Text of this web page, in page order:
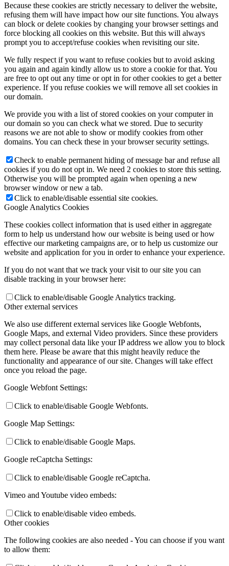
Because these cookies are strictly necessary to deliver the website,
refusing them will have impact how our site functions. You always
can block or delete cookies by changing your browser settings and
force blocking all cookies on this website. But this will always
prompt you to accept/refuse cookies when revisiting our site.
We fully respect if you want to refuse cookies but to avoid asking
you again and again kindly allow us to store a cookie for that. You
are free to opt out any time or opt in for other cookies to get a better
experience. If you refuse cookies we will remove all set cookies in
our domain.
We provide you with a list of stored cookies on your computer in
our domain so you can check what we stored. Due to security
reasons we are not able to show or modify cookies from other
domains. You can check these in your browser security settings.
Check to enable permanent hiding of message bar and refuse all
cookies if you do not opt in. We need 2 cookies to store this setting.
Otherwise you will be prompted again when opening a new
browser window or new a tab.
Click to enable/disable essential site cookies.
Google Analytics Cookies
These cookies collect information that is used either in aggregate
form to help us understand how our website is being used or how
effective our marketing campaigns are, or to help us customize our
website and application for you in order to enhance your experience.
If you do not want that we track your visit to our site you can
disable tracking in your browser here:
Click to enable/disable Google Analytics tracking.
Other external services
We also use different external services like Google Webfonts,
Google Maps, and external Video providers. Since these providers
may collect personal data like your IP address we allow you to block
them here. Please be aware that this might heavily reduce the
functionality and appearance of our site. Changes will take effect
once you reload the page.
Google Webfont Settings:
Click to enable/disable Google Webfonts.
Google Map Settings:
Click to enable/disable Google Maps.
Google reCaptcha Settings:
Click to enable/disable Google reCaptcha.
Vimeo and Youtube video embeds:
Click to enable/disable video embeds.
Other cookies
The following cookies are also needed - You can choose if you want
to allow them: